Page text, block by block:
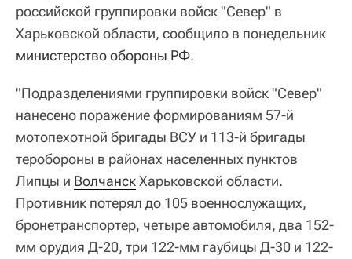
российской группировки войск "Север" в
Харьковской области, сообщило в понедельник
министерство обороны РФ.
"Подразделениями группировки войск "Север"
нанесено поражение формированиям 57-й
мотопехотной бригады ВСУ и 113-й бригады
теробороны в районах населенных пунктов
Липцы и ВолчанскХарьковской области.
Противник потерял до 105 военнослужащих,
бронетранспортер, четыре автомобиля, два 152-
мм орудия Д-20, три 122-мм гаубицы Д-30 и 122-